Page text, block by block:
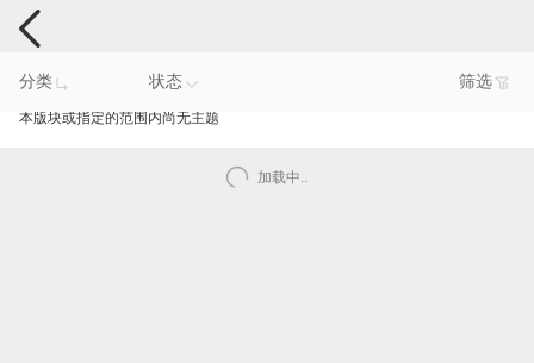
手机反馈
分类 状态 筛选
本版块或指定的范围内尚无主题
加载中..